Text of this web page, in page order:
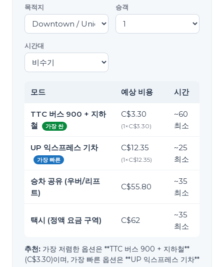
목적지 승객
시간대
모드 예상 비용 시간
TTC 버스 900 + 지하
철
가장 싼
C$3.30
(1×C$3.30)
~60
최소
UP 익스프레스 기차
가장 빠른
C$12.35
(1×C$12.35)
~25
최소
승차 공유 (우버/리프
트)
C$55.80
~35
최소
택시 (정액 요금 구역) C$62
~35
최소
추천: 가장 저렴한 옵션은 **TTC 버스 900 + 지하철**
(C$3.30)이며, 가장 빠른 옵션은 **UP 익스프레스 기차**